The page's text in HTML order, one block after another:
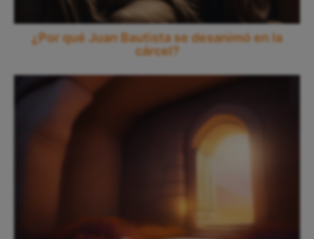
¿Por qué Juan Bautista se desanimó en la
cárcel?